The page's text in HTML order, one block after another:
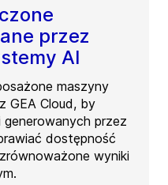
przez
AI
maszyny
GEA Cloud, by
przez
dostępność
wyniki